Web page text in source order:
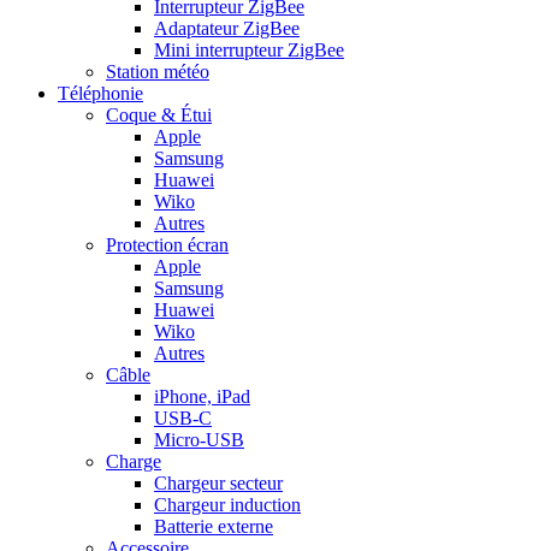
Interrupteur ZigBee
Adaptateur ZigBee
Mini interrupteur ZigBee
Station météo
Téléphonie
Coque & Étui
Apple
Samsung
Huawei
Wiko
Autres
Protection écran
Apple
Samsung
Huawei
Wiko
Autres
Câble
iPhone, iPad
USB-C
Micro-USB
Charge
Chargeur secteur
Chargeur induction
Batterie externe